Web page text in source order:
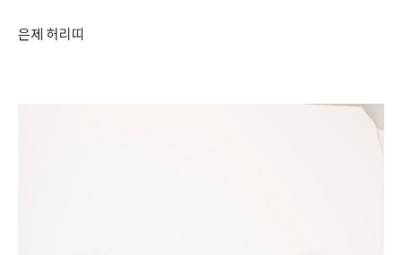
은제 허리띠